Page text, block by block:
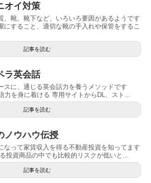
オイ対策
、靴、靴下など、いろいろ要因があるようです
にすること、適切な靴の手入れや保管をするこ
記事を読む
ラ英会話
スに、通じる英会話力を養うメソッドです
力を身に着ける 専用サイトからDL、スト...
記事を読む
ノウハウ伝授
なって家賃収入を得る不動産投資を知ってます
投資商品の中でも比較的リスクが低いと...
記事を読む